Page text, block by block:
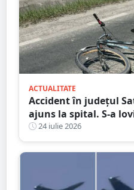
ACTUALITATE
Accident în județul
ajuns la spital. S-a
de un tânăr șofer
24 iulie 2026